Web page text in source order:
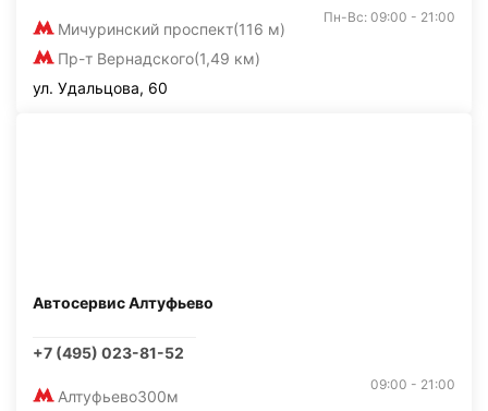
Мичуринский проспект(116 м)
Пр-т Вернадского(1,49 км)
Пн-Вс: 09:00 - 21:00
ул. Удальцова, 60
Автосервис Алтуфьево
+7 (495) 023-81-52
Алтуфьево300м
09:00 - 21:00